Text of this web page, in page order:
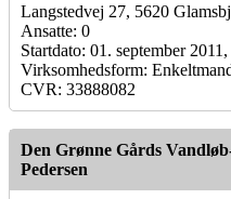
Langstedvej 27, 5620
Ansatte: 0
Startdato: 01. september 2011,
Virksomhedsform:
CVR: 33888082
Den Grønne Gårds
Pedersen